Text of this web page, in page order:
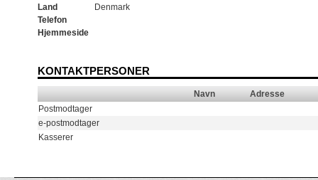
Land
Denmark
Telefon
Hjemmeside
KONTAKTPERSONER
Navn
Adresse
Postmodtager
e-postmodtager
Kasserer